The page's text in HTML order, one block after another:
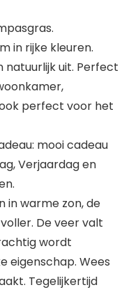
in rijke kleuren.
natuurlijk uit. Perfect
perfect voor het
mooi cadeau
Verjaardag en
in warme zon, de
De veer valt
wordt
eigenschap. Wees
Tegelijkertijd